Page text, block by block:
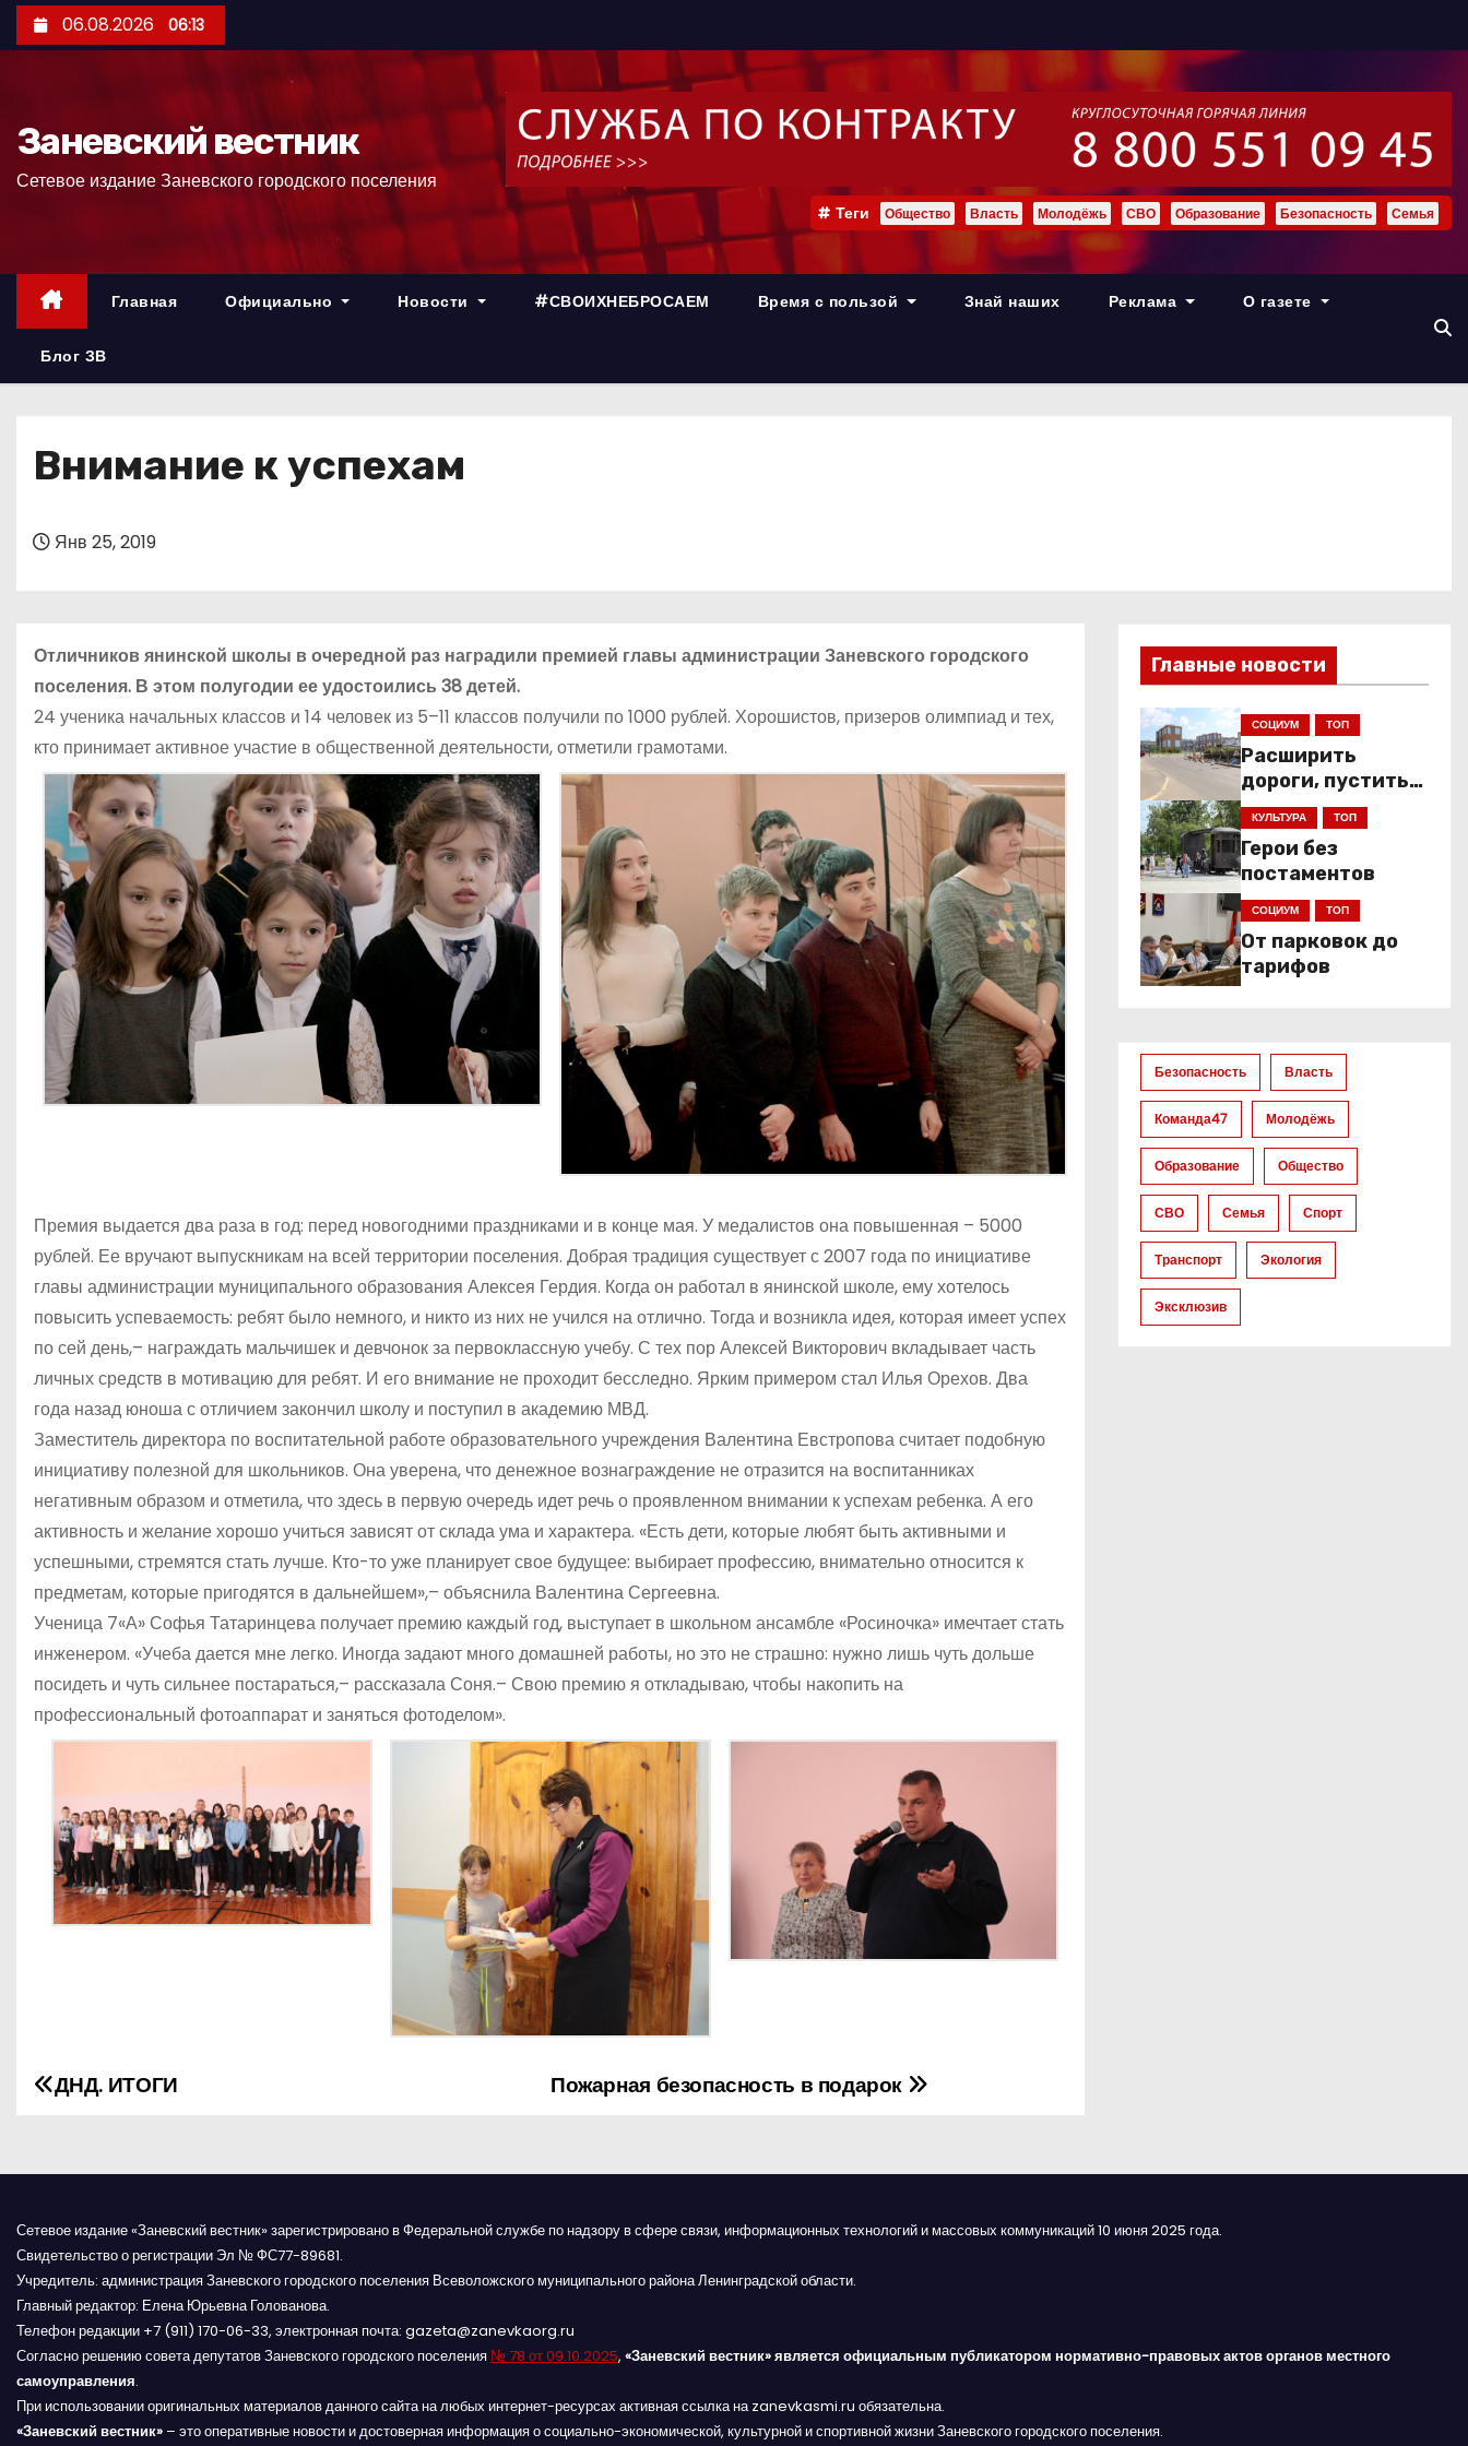
е
р
06.08.2026 06:13
Заневский вестник
Сетевое издание Заневского городского поселения
Теги Общество Власть Молодёжь СВО Образование Безопасность Семья
Главная Официально Новости #СВОИХНЕБРОСАЕМ Время с пользой Знай наших Реклама О газете
Блог ЗВ
Внимание к успехам
Янв 25, 2019
Отличников янинской школы в очередной раз наградили премией главы администрации Заневского городского
поселения. В этом полугодии ее удостоились 38 детей.
24 ученика начальных классов и 14 человек из 5–11 классов получили по 1000 рублей. Хорошистов, призеров олимпиад и тех,
кто принимает активное участие в общественной деятельности, отметили грамотами.
Премия выдается два раза в год: перед новогодними праздниками и в конце мая. У медалистов она повышенная – 5000
рублей. Ее вручают выпускникам на всей территории поселения. Добрая традиция существует с 2007 года по инициативе
главы администрации муниципального образования Алексея Гердия. Когда он работал в янинской школе, ему хотелось
повысить успеваемость: ребят было немного, и никто из них не учился на отлично. Тогда и возникла идея, которая имеет успех
по сей день,– награждать мальчишек и девчонок за первоклассную учебу. С тех пор Алексей Викторович вкладывает часть
личных средств в мотивацию для ребят. И его внимание не проходит бесследно. Ярким примером стал Илья Орехов. Два
года назад юноша с отличием закончил школу и поступил в академию МВД.
Заместитель директора по воспитательной работе образовательного учреждения Валентина Евстропова считает подобную
инициативу полезной для школьников. Она уверена, что денежное вознаграждение не отразится на воспитанниках
негативным образом и отметила, что здесь в первую очередь идет речь о проявленном внимании к успехам ребенка. А его
активность и желание хорошо учиться зависят от склада ума и характера. «Есть дети, которые любят быть активными и
успешными, стремятся стать лучше. Кто-то уже планирует свое будущее: выбирает профессию, внимательно относится к
предметам, которые пригодятся в дальнейшем»,– объяснила Валентина Сергеевна.
Ученица 7«А» Софья Татаринцева получает премию каждый год, выступает в школьном ансамбле «Росиночка» имечтает стать
инженером. «Учеба дается мне легко. Иногда задают много домашней работы, но это не страшно: нужно лишь чуть дольше
посидеть и чуть сильнее постараться,– рассказала Соня.– Свою премию я откладываю, чтобы накопить на
профессиональный фотоаппарат и заняться фотоделом».
Н
в
и
г
а
ц
и
Пожарная безопасность в подарок
ДНД. ИТОГИ
Главные новости
СОЦИУМ ТОП
Расширить
дороги, пустить
низкопольники
КУЛЬТУРА ТОП
Герои без
постаментов
СОЦИУМ ТОП
От парковок до
тарифов
Безопасность Власть
Команда47 Молодёжь
Образование Общество
СВО Семья Спорт
Транспорт Экология
Эксклюзив
Сетевое издание «Заневский вестник» зарегистрировано в Федеральной службе по надзору в сфере связи, информационных технологий и массовых коммуникаций 10 июня 2025 года.
Свидетельство о регистрации Эл № ФС77-89681.
Учредитель: администрация Заневского городского поселения Всеволожского муниципального района Ленинградской области.
Главный редактор: Елена Юрьевна Голованова.
Телефон редакции +7 (911) 170-06-33, электронная почта: gazeta@zanevkaorg.ru
Согласно решению совета депутатов Заневского городского поселения № 78 от 09.10.2025, «Заневский вестник» является официальным публикатором нормативно-правовых актов органов местного
самоуправления.
При использовании оригинальных материалов данного сайта на любых интернет-ресурсах активная ссылка на zanevkasmi.ru обязательна.
«Заневский вестник» – это оперативные новости и достоверная информация о социально-экономической, культурной и спортивной жизни Заневского городского поселения.